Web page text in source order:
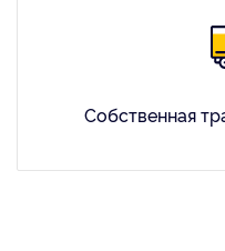
Собственная